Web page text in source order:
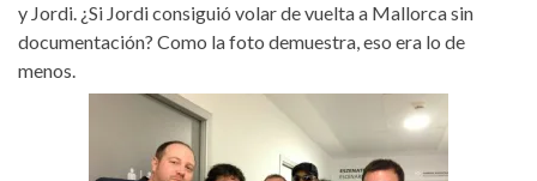
y Jordi. ¿Si Jordi consiguió volar de vuelta a Mallorca sin
documentación? Como la foto demuestra, eso era lo de
menos.